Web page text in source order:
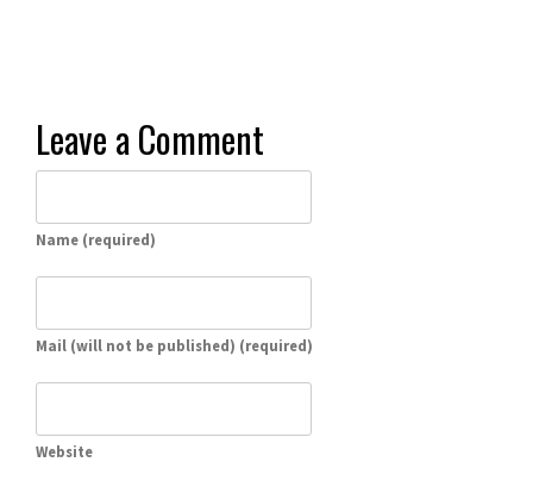
Leave a Comment
Name (required)
Mail (will not be published) (required)
Website